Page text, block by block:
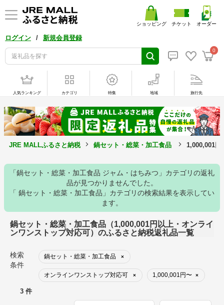
ログイン / 新規会員登録
0
ショッピング チケット オーダー
人気ランキング カテゴリ 特集 地域 旅行先
JRE MALLふるさと納税 鍋セット・総菜・加工食品 1,000,001
「鍋セット・総菜・加工食品 ジャム・はちみつ」カテゴリの返礼
品が見つかりませんでした。
「 鍋セット・総菜・加工食品」カテゴリの検索結果を表示してい
ます。
鍋セット・総菜・加工食品（1,000,001円以上・オンライ
ンワンストップ対応可）のふるさと納税返礼品一覧
検索
条件
鍋セット・総菜・加工食品 ×
オンラインワンストップ対応可 × 1,000,001円〜 ×
3 件